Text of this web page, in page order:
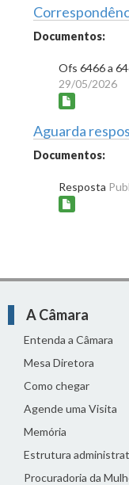
Documentos:
Ofs 6466 a
29/05/2026
Aguarda
Documentos:
Resposta
A Câmara
Entenda a Câmara
Mesa Diretora
Como chegar
Agende uma Visita
Memória
Estrutura
Procuradoria da